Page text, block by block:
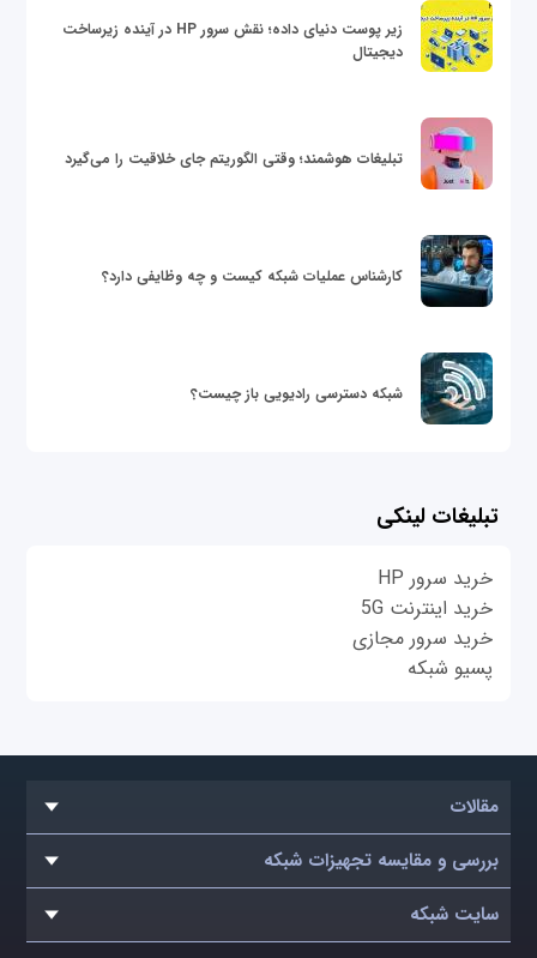
زیر پوست دنیای داده؛ نقش سرور HP در آینده زیرساخت
دیجیتال
تبلیغات هوشمند؛ وقتی الگوریتم جای خلاقیت را می‌گیرد
کارشناس عملیات شبکه کیست و چه وظایفی دارد؟
شبکه دسترسی رادیویی باز چیست؟
تبلیغات لینکی
خرید سرور HP
خرید اینترنت 5G
خرید سرور مجازی
پسیو شبکه
مقالات
بررسی و مقایسه تجهیزات شبکه
سایت شبکه